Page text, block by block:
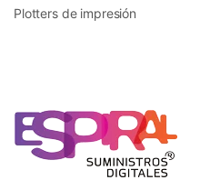
Plotters de impresión